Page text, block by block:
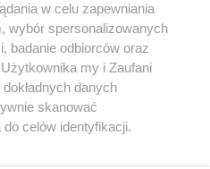
w celu zapewniania
wybór spersonalizowanych
badanie odbiorców oraz
my i Zaufani
danych
skanować
celów identyfikacji.